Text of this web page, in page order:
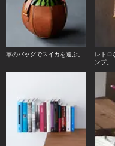
革のバッグでスイカを運ぶ。
レトロ
ンプ。